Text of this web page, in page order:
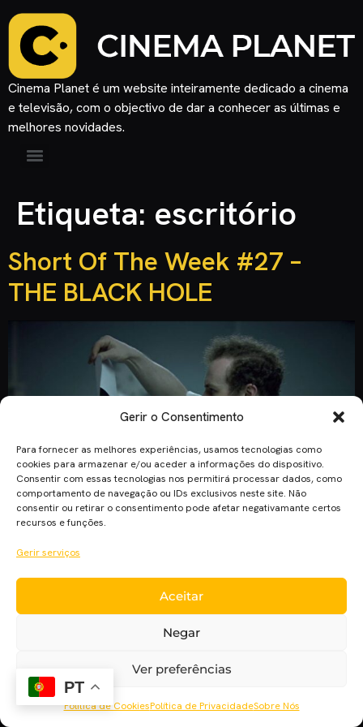
Gerir o Consentimento
Para fornecer as melhores experiências, usamos tecnologias como
cookies para armazenar e/ou aceder a informações do dispositivo.
Consentir com essas tecnologias nos permitirá processar dados, como
comportamento de navegação ou IDs exclusivos neste site. Não
consentir ou retirar o consentimento pode afetar negativamante certos
recursos e funções.
Gerir serviços
Aceitar
Negar
Ver preferências
Política de CookiesPolítica de PrivacidadeSobre Nós
Cinema Planet é um website inteiramente dedicado a cinema
e televisão, com o objectivo de dar a conhecer as últimas e
melhores novidades.
Etiqueta: escritório
Short Of The Week #27 –
THE BLACK HOLE
Hoje o #Short Of The Week traz uma curta-metragem que
prova como algo simples pode ser tremendamente eficaz.
Sansom. Como fazer uma curta-metragem numa só
localização, com um ator, e sem diálogos? The Black Hole
mostra-nos como fazer isso tudo e muito mais com […]
PT